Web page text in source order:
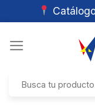
por: